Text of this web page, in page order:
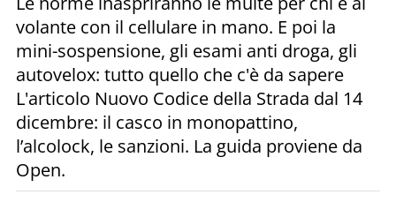
volante con il cellulare in mano. E poi la
mini-sospensione, gli esami anti droga, gli
autovelox: tutto quello che c'è da sapere
L'articolo Nuovo Codice della Strada dal 14
dicembre: il casco in monopattino,
l’alcolock, le sanzioni. La guida proviene da
Open.